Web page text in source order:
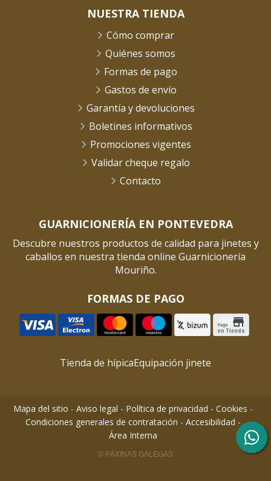
GUARNICIONERÍA EN PONTEVEDRA
Descubre nuestros productos de calidad para jinetes y
caballos en nuestra tienda online Guarnicionería
Mouriño.
FORMAS DE PAGO
NUESTRA TIENDA
Cómo comprar
Quiénes somos
Formas de pago
Gastos de envío
Garantía y devoluciones
Boletines informativos
Promociones vigentes
Validar cheque regalo
Contacto
Tienda de hípicaEquipación jinete
Mapa del sitio - Aviso legal - Política de privacidad - Cookies -
Condiciones generales de contratación - Accesibilidad -
Área Interna
© PÁXINAS GALEGAS